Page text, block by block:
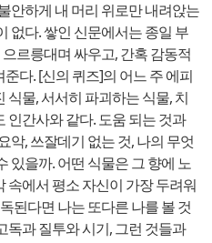
안하게 내 머리 위로만 내려앉는
없다. 쌓인 신문에서는 종일 부
르릉대며 싸우고, 간혹 감동적
다. [신의 퀴즈]의 어느 주 에피
물, 서서히 파괴하는 식물, 치
인간사와 같다. 도움 되는 것과
악, 쓰잘데기 없는 것, 나의 무엇
있을까. 어떤 식물은 그 향에 노
속에서 평소 자신이 가장 두려워
된다면 나는 또다른 나를 볼 것
독과 질투와 시기, 그런 것들과